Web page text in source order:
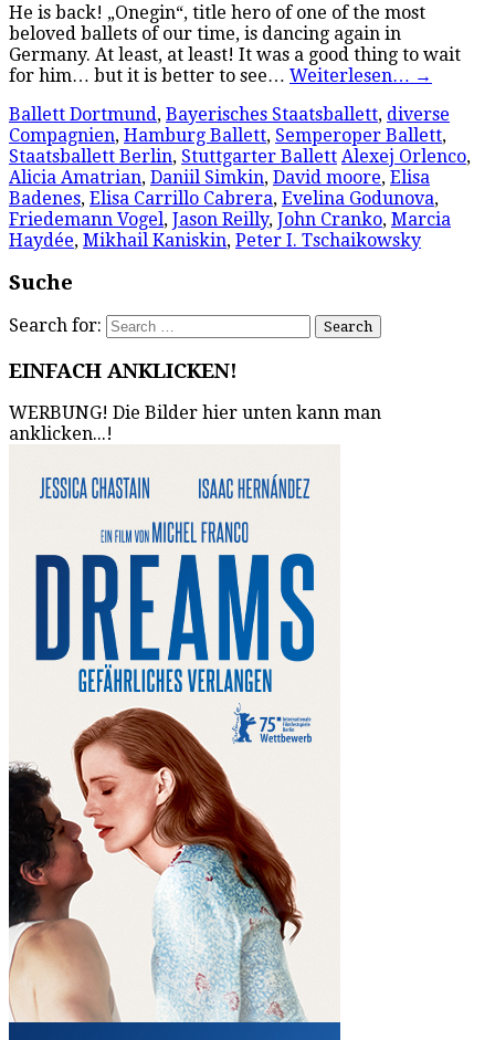
He is back! „Onegin“, title hero of one of the most
beloved ballets of our time, is dancing again in
Germany. At least, at least! It was a good thing to wait
for him… but it is better to see… Weiterlesen… →
Ballett Dortmund, Bayerisches Staatsballett, diverse
Compagnien, Hamburg Ballett, Semperoper Ballett,
Staatsballett Berlin, Stuttgarter Ballett Alexej Orlenco,
Alicia Amatrian, Daniil Simkin, David moore, Elisa
Badenes, Elisa Carrillo Cabrera, Evelina Godunova,
Friedemann Vogel, Jason Reilly, John Cranko, Marcia
Haydée, Mikhail Kaniskin, Peter I. Tschaikowsky
Suche
Search for:
EINFACH ANKLICKEN!
WERBUNG! Die Bilder hier unten kann man
anklicken...!